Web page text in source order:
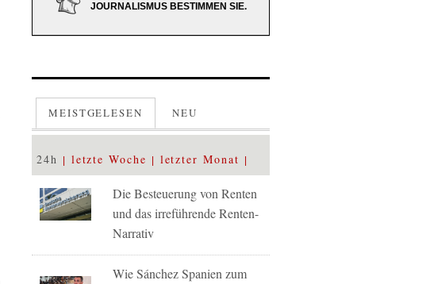
JOURNALISMUS BESTIMMEN SIE.
MEISTGELESEN NEU
24h letzte Woche letzter Monat
Die Besteuerung von Renten
und das irreführende Renten-
Narrativ
Wie Sánchez Spanien zum